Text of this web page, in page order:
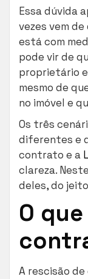
Essa dúvida
vezes vem
está com
pode vir de
proprietário e
mesmo de
no imóvel e
Os três
diferentes e
contrato e a
clareza.
deles, do
O
A rescisão